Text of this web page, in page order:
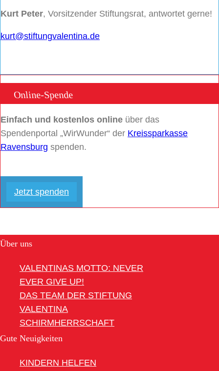
Kurt Peter, Vorsitzender Stiftungsrat, antwortet gerne!
kurt@stiftungvalentina.de
Online-Spende
Einfach und kostenlos online über das
Spendenportal „WirWunder“ der Kreissparkasse
Ravensburg spenden.
Jetzt spenden
Über uns
VALENTINAS MOTTO: NEVER
EVER GIVE UP!
DAS TEAM DER STIFTUNG
VALENTINA
SCHIRMHERRSCHAFT
Gute Neuigkeiten
KINDERN HELFEN